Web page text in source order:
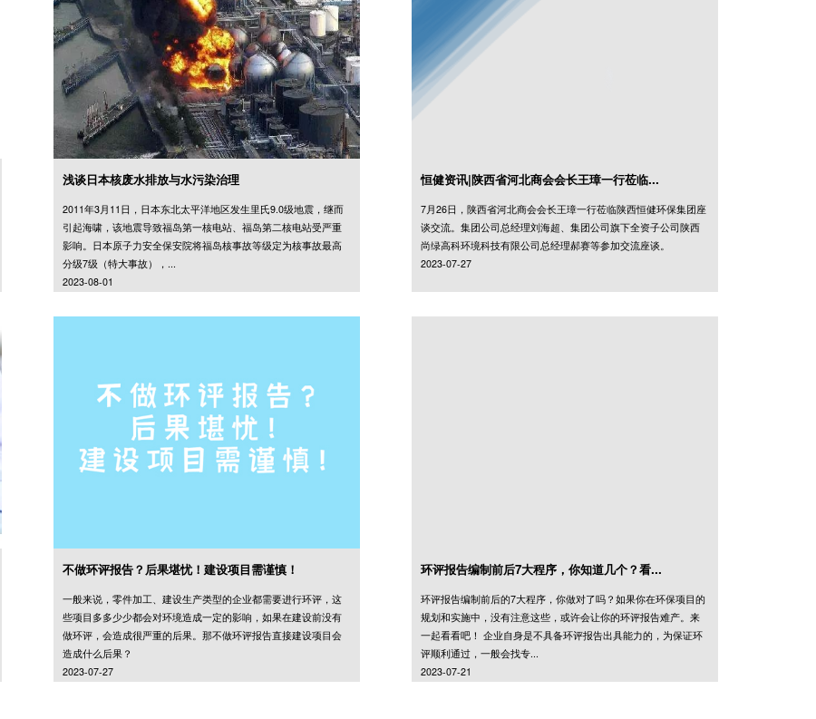
浅谈日本核废水排放与水污染治理
2011年3月11日，日本东北太平洋地区发生里氏9.0级地震，继而
引起海啸，该地震导致福岛第一核电站、福岛第二核电站受严重
影响。日本原子力安全保安院将福岛核事故等级定为核事故最高
分级7级（特大事故），...
2023-08-01
恒健资讯|陕西省河北商会会长王璋一行莅临...
7月26日，陕西省河北商会会长王璋一行莅临陕西恒健环保集团座
谈交流。集团公司总经理刘海超、集团公司旗下全资子公司陕西
尚绿高科环境科技有限公司总经理郝赛等参加交流座谈。
2023-07-27
不做环评报告？后果堪忧！建设项目需谨慎！
一般来说，零件加工、建设生产类型的企业都需要进行环评，这
些项目多多少少都会对环境造成一定的影响，如果在建设前没有
做环评，会造成很严重的后果。那不做环评报告直接建设项目会
造成什么后果？
2023-07-27
环评报告编制前后7大程序，你知道几个？看...
环评报告编制前后的7大程序，你做对了吗？如果你在环保项目的
规划和实施中，没有注意这些，或许会让你的环评报告难产。来
一起看看吧！ 企业自身是不具备环评报告出具能力的，为保证环
评顺利通过，一般会找专...
2023-07-21